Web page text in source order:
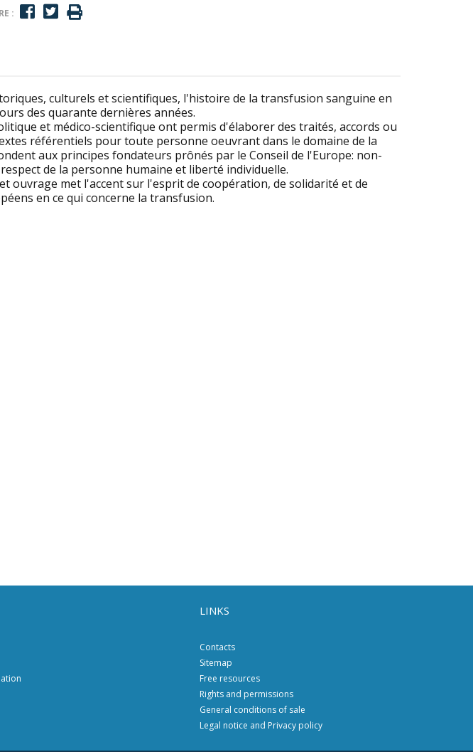
:
culturels et scientifiques, l'histoire de la transfusion sanguine en
des quarante dernières années.
et médico-scientifique ont permis d'élaborer des traités, accords ou
référentiels pour toute personne oeuvrant dans le domaine de la
aux principes fondateurs prônés par le Conseil de l'Europe: non-
de la personne humaine et liberté individuelle.
ouvrage met l'accent sur l'esprit de coopération, de solidarité et de
en ce qui concerne la transfusion.
LINKS
Contacts
Sitemap
Free resources
Rights and permissions
General conditions of sale
Legal notice and Privacy policy